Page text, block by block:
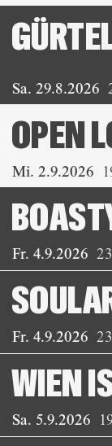
Sa. 29.8.2026
Mi. 2.9.2026
OPEN
Fr. 4.9.2026
Fr. 4.9.2026
Sa. 5.9.2026
WIEN